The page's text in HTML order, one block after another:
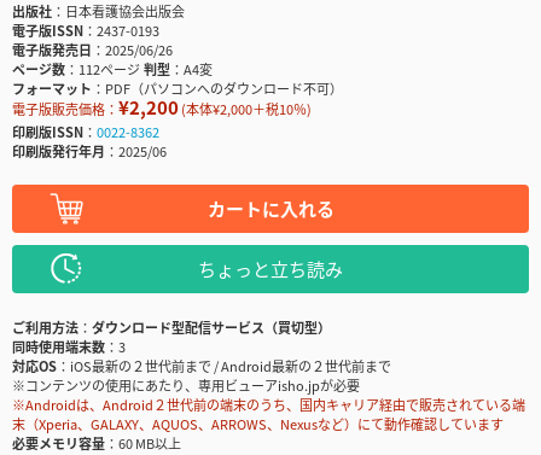
出版社
日本看護協会出版会
電子版ISSN
2437-0193
電子版発売日
2025/06/26
ページ数
112ページ判型
A4変
フォーマット
PDF（パソコンへのダウンロード不可）
電子版販売価格： ¥2,200(本体¥2,000＋税10％)
印刷版ISSN
0022-8362
印刷版発行年月
2025/06
カートに入れる
ちょっと立ち読み
ご利用方法
ダウンロード型配信サービス（買切型）
同時使用端末数
3
対応OS
iOS最新の２世代前まで / Android最新の２世代前まで
※コンテンツの使用にあたり、専用ビューアisho.jpが必要
※Androidは、Android２世代前の端末のうち、国内キャリア経由で販売されている端
末（Xperia、GALAXY、AQUOS、ARROWS、Nexusなど）にて動作確認しています
必要メモリ容量
60 MB以上